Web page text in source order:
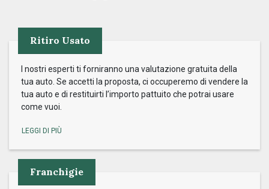
Ritiro Usato
I nostri esperti ti forniranno una valutazione gratuita della
tua auto. Se accetti la proposta, ci occuperemo di vendere la
tua auto e di restituirti l’importo pattuito che potrai usare
come vuoi.
Franchigie